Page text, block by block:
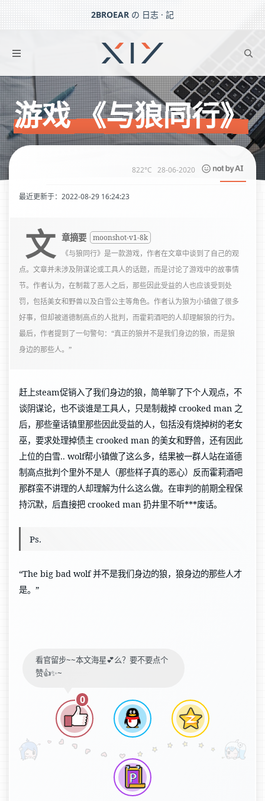
2BROEAR の 日志 · 記
游戏 《与狼同行》
下一篇：显示屏坏了 – 日常记事（二）
游戏 《与狼同行》
822°C 28-06-2020
最近更新于：2022-08-29 16:24:23
文 章摘要
moonshot-v1-8k
《与狼同行》是一款游戏，作者在文章中谈到了自己的观
点。文章并未涉及阴谋论或工具人的话题，而是讨论了游戏中的故事情
节。作者认为，在制裁了恶人之后，那些因此受益的人也应该受到处
罚，包括美女和野兽以及白雪公主等角色。作者认为狼为小镇做了很多
好事，但却被道德制高点的人批判，而霍莉酒吧的人却理解狼的行为。
最后，作者提到了一句警句：“真正的狼并不是我们身边的狼，而是狼
身边的那些人。”
赶上steam促销入了我们身边的狼，简单聊了下个人观点，不
谈阴谋论，也不谈谁是工具人，只是制裁掉 crooked man 之
后，那些童话镇里那些因此受益的人，包括没有烧掉树的老女
巫，要求处理掉债主 crooked man 的美女和野兽，还有因此
上位的白雪.. wolf帮小镇做了这么多，结果被一群人站在道德
制高点批判个里外不是人（那些样子真的恶心）反而霍莉酒吧
那群蛮不讲理的人却理解为什么这么做。在审判的前期全程保
持沉默，后直接把 crooked man 扔井里不听***废话。
Ps.
“The big bad wolf 并不是我们身边的狼，狼身边的那些人才
是。”
看官留步~~本文海星💕么？要不要点个
赞👍✨~
0